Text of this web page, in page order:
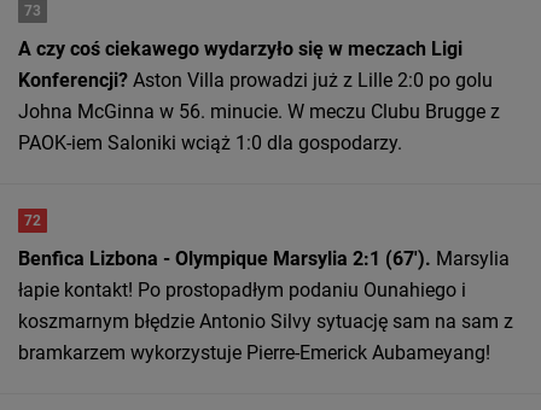
73
A czy coś ciekawego wydarzyło się w meczach Ligi
Konferencji? Aston Villa prowadzi już z Lille 2:0 po golu
Johna McGinna w 56. minucie. W meczu Clubu Brugge z
PAOK-iem Saloniki wciąż 1:0 dla gospodarzy.
72
Benfica Lizbona - Olympique Marsylia 2:1 (67'). Marsylia
łapie kontakt! Po prostopadłym podaniu Ounahiego i
koszmarnym błędzie Antonio Silvy sytuację sam na sam z
bramkarzem wykorzystuje Pierre-Emerick Aubameyang!